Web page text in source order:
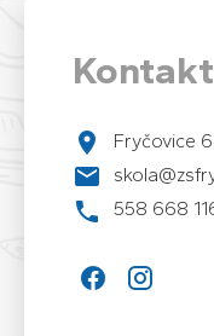
Fryčovice
558 668